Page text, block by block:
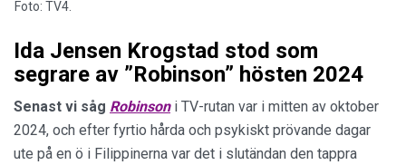
Foto: TV4.
Ida Jensen Krogstad stod som
segrare av ”Robinson” hösten 2024
Senast vi såg Robinsoni TV-rutan var i mitten av oktober
2024, och efter fyrtio hårda och psykiskt prövande dagar
ute på en ö i Filippinerna var det i slutändan den tappra